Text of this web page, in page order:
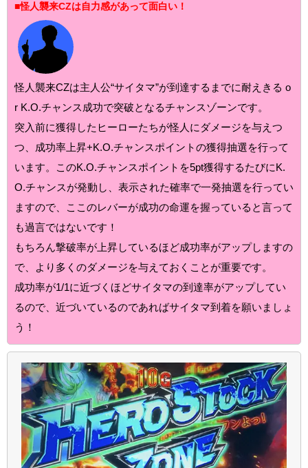
■怪人襲来CZは自力感があって面白い！
怪人襲来CZは主人公“サイタマ”が到達するまでに耐えきる o
r K.O.チャンス成功で突破となるチャンスゾーンです。
突入前に獲得したヒーローたちが怪人にダメージを与えつ
つ、成功率上昇+K.O.チャンスポイントの獲得抽選を行って
います。このK.O.チャンスポイントを5pt獲得するたびにK.
O.チャンスが発動し、表示された確率で一発抽選を行ってい
ますので、ここのレバーが成功の命運を握っていると言って
も過言ではないです！
もちろん撃破率が上昇しているほど成功率がアップしますの
で、より多くのダメージを与えておくことが重要です。
成功率が1/1に近づくほどサイタマの到達率がアップしてい
るので、近づいているのであればサイタマ到着を願いましょ
う！